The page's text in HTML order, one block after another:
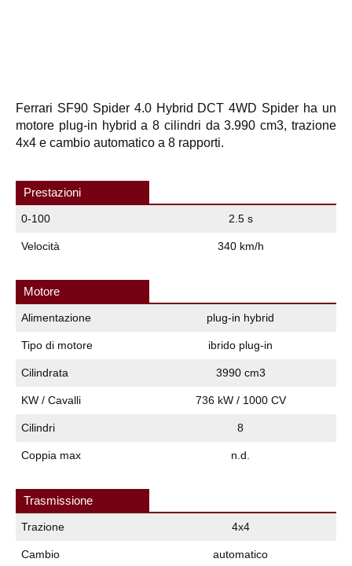
Ferrari SF90 Spider 4.0 Hybrid DCT 4WD Spider ha un
motore plug-in hybrid a 8 cilindri da 3.990 cm3, trazione
4x4 e cambio automatico a 8 rapporti.
Prestazioni
0-100 2.5 s
Velocità 340 km/h
Motore
Alimentazione plug-in hybrid
Tipo di motore ibrido plug-in
Cilindrata 3990 cm3
KW / Cavalli 736 kW / 1000 CV
Cilindri 8
Coppia max n.d.
Trasmissione
Trazione 4x4
Cambio automatico